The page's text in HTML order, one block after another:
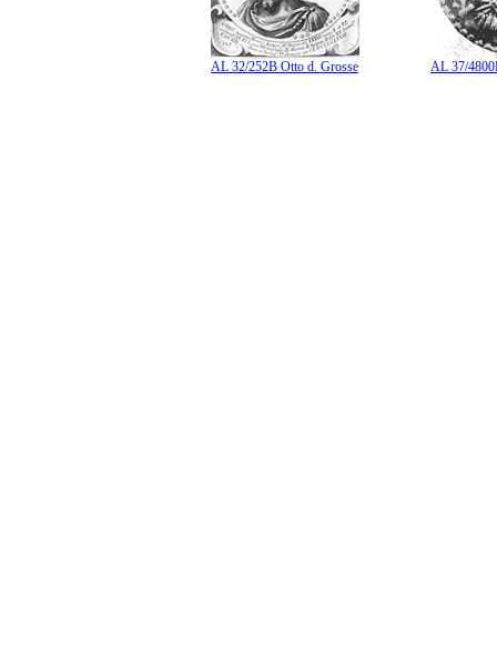
AL 32/252B Otto d. Grosse AL 37/